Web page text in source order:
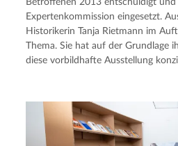
Expertenkommission eingesetzt.
Historikerin Tanja Rietmann im
Thema. Sie hat auf der Grundlage
diese vorbildhafte Ausstellung